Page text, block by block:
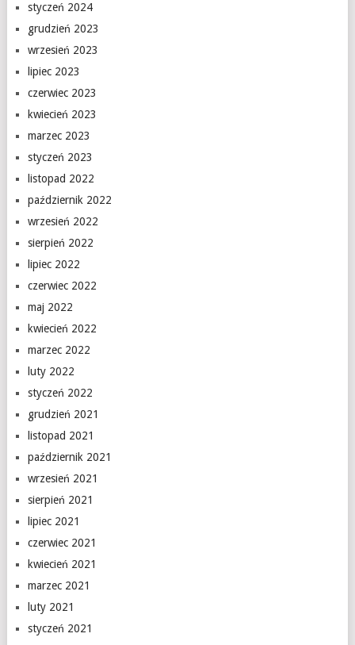
styczeń 2024
grudzień 2023
wrzesień 2023
lipiec 2023
czerwiec 2023
kwiecień 2023
marzec 2023
styczeń 2023
listopad 2022
październik 2022
wrzesień 2022
sierpień 2022
lipiec 2022
czerwiec 2022
maj 2022
kwiecień 2022
marzec 2022
luty 2022
styczeń 2022
grudzień 2021
listopad 2021
październik 2021
wrzesień 2021
sierpień 2021
lipiec 2021
czerwiec 2021
kwiecień 2021
marzec 2021
luty 2021
styczeń 2021